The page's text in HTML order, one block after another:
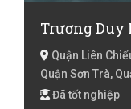
Trương Duy
Quận Liên
Quận Sơn Trà,
Nẵng
Đã tốt nghiệp